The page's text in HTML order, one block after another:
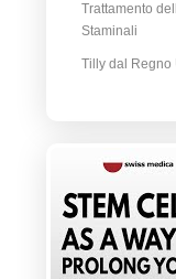
Trattamento
Staminali
Tilly dal Regno